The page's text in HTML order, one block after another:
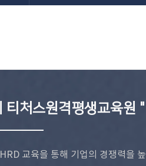
티처스원격평생교육원 "
교육을 통해 기업의 경쟁력을 높